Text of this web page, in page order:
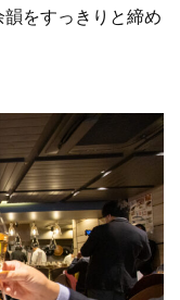
をすっきりと締め